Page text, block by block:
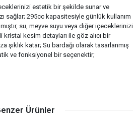
estetik bir şekilde sunar ve
sağlar; 295cc kapasitesiyle günlük kullanım
su, meyve suyu veya diğer içeceklerinizi
kristal kesim detayları ile göz alıcı bir
şıklık katar; Su bardağı olarak tasarlanmış
ve fonksiyonel bir seçenektir;
Ürünler